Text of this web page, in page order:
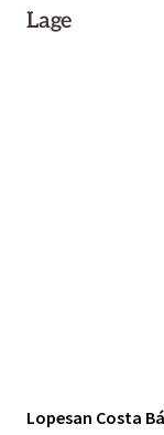
Lage
Lopesan Costa